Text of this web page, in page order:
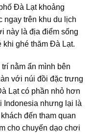
Đà Lạt khoảng
ngay trên khu du lịch
này là địa điểm sống
ghé thăm Đà Lạt.
nằm ẩn mình bên
với núi đồi đặc trưng
Lạt có phần nhỏ hơn
Indonesia nhưng lại là
đến tham quan
cho chuyến dạo chơi